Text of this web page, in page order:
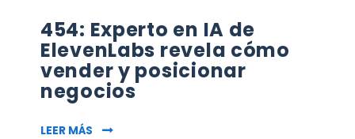
454: Experto en IA de
ElevenLabs revela cómo
vender y posicionar
negocios
LEER MÁS 454: EXPERTO EN IA DE ELEVENLABS REVELA